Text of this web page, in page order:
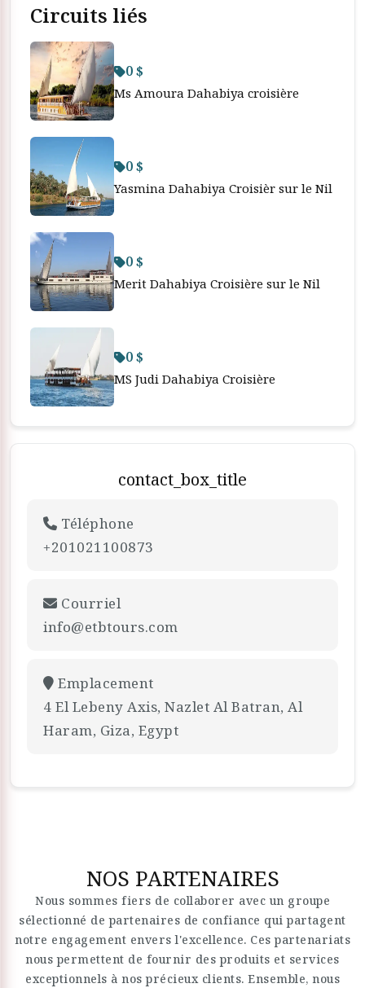
Circuits liés
0 $
Ms Amoura Dahabiya croisière
0 $
Yasmina Dahabiya Croisièr sur le Nil
0 $
Merit Dahabiya Croisière sur le Nil
0 $
MS Judi Dahabiya Croisière
contact_box_title
Téléphone
+201021100873
Courriel
info@etbtours.com
Emplacement
4 El Lebeny Axis, Nazlet Al Batran, Al
Haram, Giza, Egypt
NOS PARTENAIRES
Nous sommes fiers de collaborer avec un groupe
sélectionné de partenaires de confiance qui partagent
notre engagement envers l'excellence. Ces partenariats
nous permettent de fournir des produits et services
exceptionnels à nos précieux clients. Ensemble, nous